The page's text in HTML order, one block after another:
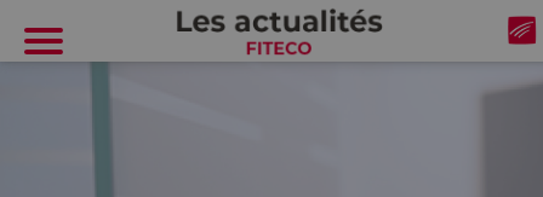
Cookies management panel